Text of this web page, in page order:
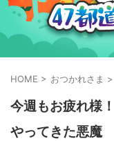
HOME > おつかれさま >
今週もお疲れ様
やってきた悪魔